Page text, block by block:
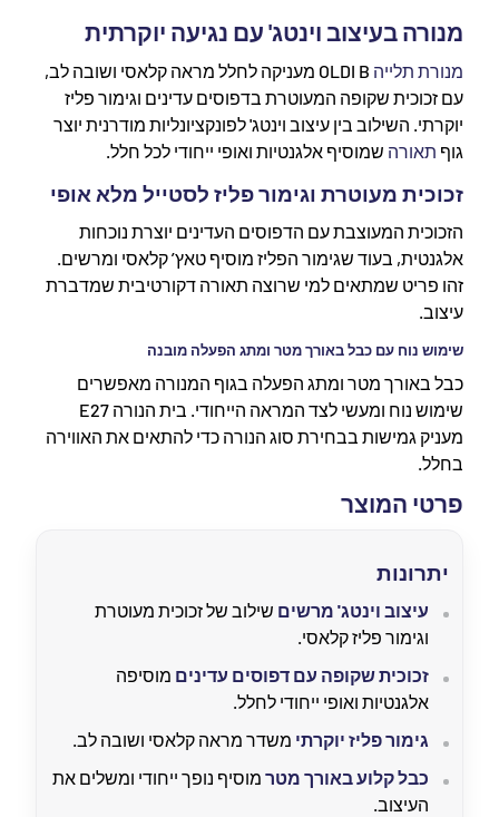
מנורה בעיצוב וינטג' עם נגיעה יוקרתית
מנורת תלייה
OLDI B מעניקה לחלל מראה קלאסי ושובה לב,
עם זכוכית שקופה המעוטרת בדפוסים עדינים וגימור פליז
יוקרתי. השילוב בין עיצוב וינטג' לפונקציונליות מודרנית יוצר
גוף תאורה שמוסיף אלגנטיות ואופי ייחודי לכל חלל.
זכוכית מעוטרת וגימור פליז לסטייל מלא אופי
הזכוכית המעוצבת עם הדפוסים העדינים יוצרת נוכחות
אלגנטית, בעוד שגימור הפליז מוסיף טאץ’ קלאסי ומרשים.
זהו פריט שמתאים למי שרוצה תאורה דקורטיבית שמדברת
עיצוב.
שימוש נוח עם כבל באורך מטר ומתג הפעלה מובנה
כבל באורך מטר ומתג הפעלה בגוף המנורה מאפשרים
שימוש נוח ומעשי לצד המראה הייחודי. בית הנורה E27
מעניק גמישות בבחירת סוג הנורה כדי להתאים את האווירה
בחלל.
פרטי המוצר
יתרונות
עיצוב וינטג' מרשים שילוב של זכוכית מעוטרת
וגימור פליז קלאסי.
זכוכית שקופה עם דפוסים עדינים מוסיפה
אלגנטיות ואופי ייחודי לחלל.
גימור פליז יוקרתי משדר מראה קלאסי ושובה לב.
כבל קלוע באורך מטר מוסיף נופך ייחודי ומשלים את
העיצוב.